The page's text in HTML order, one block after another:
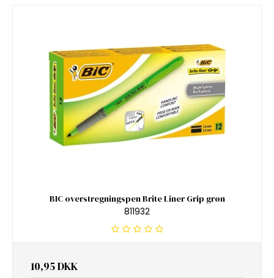
BIC overstregningspen Brite Liner Grip grøn
811932
10,95 DKK